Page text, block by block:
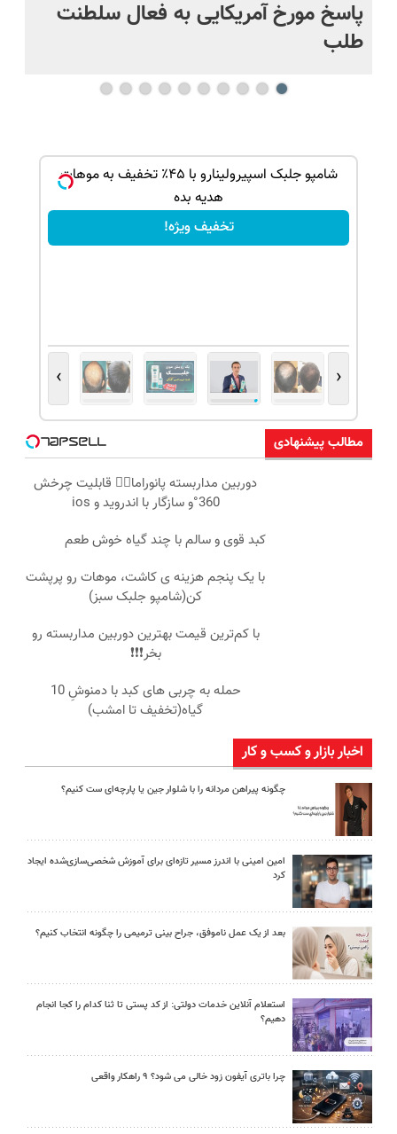
پاسخ مورخ آمریکایی به فعال سلطنت
طلب
شامپو جلبک اسپیرولینارو با ۴۵٪ تخفیف به موهات
هدیه بده
تخفیف ویژه!
‹
›
مطالب پیشنهادی
دوربین مداربسته پانوراما👈🏻 قابلیت چرخش
360°و سازگار با اندروید و ios
کبد قوی و سالم با چند گیاه خوش طعم
با یک پنجم هزینه ی کاشت، موهات رو پرپشت
کن(شامپو جلبک سبز)
با کم‌ترین قیمت بهترین دوربین مداربسته رو
بخر❗❗❗
حمله به چربی های کبد با دمنوشِ 10
گیاه(تخفیف تا امشب)
اخبار بازار و کسب و کار
چگونه پیراهن مردانه را با شلوار جین یا پارچه‌ای ست کنیم؟
امین امینی با اندرز مسیر تازه‌ای برای آموزش شخصی‌سازی‌شده ایجاد
کرد
بعد از یک عمل ناموفق، جراح بینی ترمیمی را چگونه انتخاب کنیم؟
استعلام آنلاین خدمات دولتی: از کد پستی تا ثنا کدام را کجا انجام
دهیم؟
چرا باتری آیفون زود خالی می شود؟ ۹ راهکار واقعی